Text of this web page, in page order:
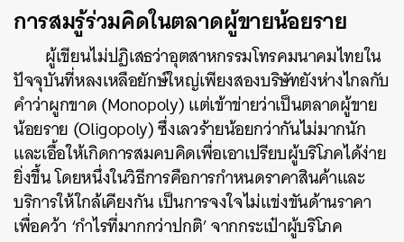
การสมรู้ร่วมคิดในตลาดผู้ขายน้อยราย
ผู้เขียนไม่ปฏิเสธว่าอุตสาหกรรมโทรคมนาคมไทยใน
ปัจจุบันที่หลงเหลือยักษ์ใหญ่เพียงสองบริษัทยังห่างไกลกับ
คำว่าผูกขาด (Monopoly) แต่เข้าข่ายว่าเป็นตลาดผู้ขาย
น้อยราย (Oligopoly) ซึ่งเลวร้ายน้อยกว่ากันไม่มากนัก
และเอื้อให้เกิดการสมคบคิดเพื่อเอาเปรียบผู้บริโภคได้ง่าย
ยิ่งขึ้น โดยหนึ่งในวิธีการคือการกำหนดราคาสินค้าและ
บริการให้ใกล้เคียงกัน เป็นการจงใจไม่แข่งขันด้านราคา
เพื่อคว้า ‘กำไรที่มากกว่าปกติ’ จากกระเป๋าผู้บริโภค